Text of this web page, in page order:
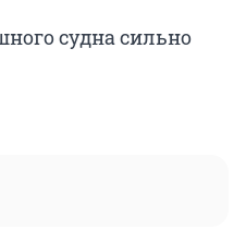
судна сильно